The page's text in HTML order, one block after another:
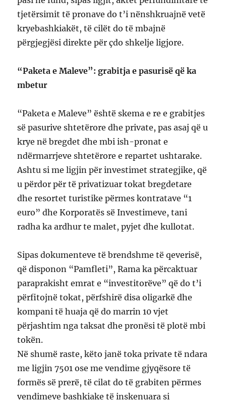
tjetërsimit të pronave do t’i nënshkruajnë vetë
kryebashkiakët, të cilët do të mbajnë
përgjegjësi direkte për çdo shkelje ligjore.
“Paketa e Maleve”: grabitja e pasurisë që ka
mbetur
“Paketa e Maleve” është skema e re e grabitjes
së pasurive shtetërore dhe private, pas asaj që u
krye në bregdet dhe mbi ish-pronat e
ndërmarrjeve shtetërore e repartet ushtarake.
Ashtu si me ligjin për investimet strategjike, që
u përdor për të privatizuar tokat bregdetare
dhe resortet turistike përmes kontratave “1
euro” dhe Korporatës së Investimeve, tani
radha ka ardhur te malet, pyjet dhe kullotat.
Sipas dokumenteve të brendshme të qeverisë,
që disponon “Pamfleti”, Rama ka përcaktuar
paraprakisht emrat e “investitorëve” që do t’i
përfitojnë tokat, përfshirë disa oligarkë dhe
kompani të huaja që do marrin 10 vjet
përjashtim nga taksat dhe pronësi të plotë mbi
tokën.
Në shumë raste, këto janë toka private të ndara
me ligjin 7501 ose me vendime gjyqësore të
formës së prerë, të cilat do të grabiten përmes
vendimeve bashkiake të inskenuara si